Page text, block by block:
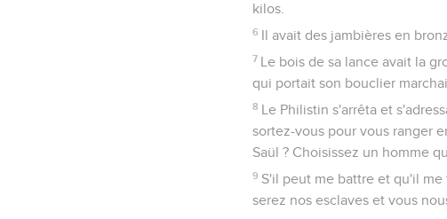
kilos.
6 Il avait des jambières en
7 Le bois de sa lance avait la
qui portait son bouclier
8 Le Philistin s'arrêta et
sortez-vous pour vous ranger
Saül ? Choisissez un homme
9 S'il peut me battre et qu'il
serez nos esclaves et vous